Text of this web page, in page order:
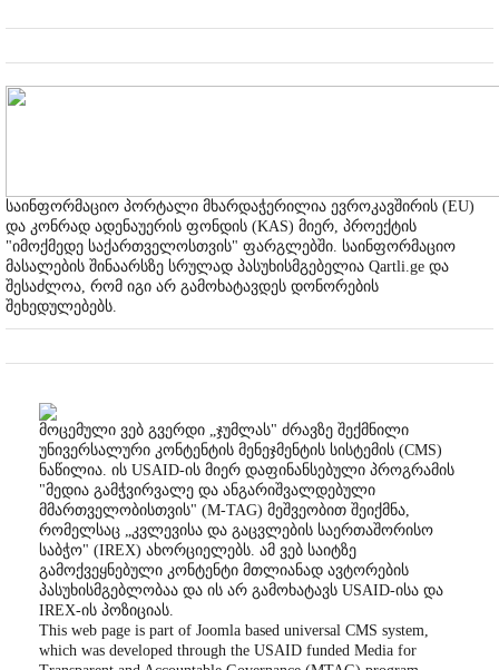
საინფორმაციო პორტალი მხარდაჭერილია ევროკავშირის (EU)
და კონრად ადენაუერის ფონდის (KAS) მიერ, პროექტის
"იმოქმედე საქართველოსთვის" ფარგლებში. საინფორმაციო
მასალების შინაარსზე სრულად პასუხისმგებელია Qartli.ge და
შესაძლოა, რომ იგი არ გამოხატავდეს დონორების
შეხედულებებს.
მოცემული ვებ გვერდი „ჯუმლას" ძრავზე შექმნილი
უნივერსალური კონტენტის მენეჯმენტის სისტემის (CMS)
ნაწილია. ის USAID-ის მიერ დაფინანსებული პროგრამის
"მედია გამჭვირვალე და ანგარიშვალდებული
მმართველობისთვის" (M-TAG) მეშვეობით შეიქმნა,
რომელსაც „კვლევისა და გაცვლების საერთაშორისო
საბჭო" (IREX) ახორციელებს. ამ ვებ საიტზე
გამოქვეყნებული კონტენტი მთლიანად ავტორების
პასუხისმგებლობაა და ის არ გამოხატავს USAID-ისა და
IREX-ის პოზიციას.
This web page is part of Joomla based universal CMS system,
which was developed through the USAID funded Media for